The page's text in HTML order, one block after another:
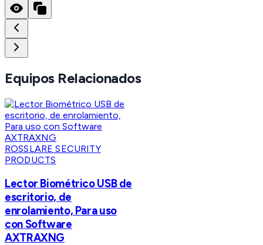
Equipos Relacionados
ROSSLARE SECURITY
PRODUCTS
Lector Biométrico USB de
escritorio, de
enrolamiento, Para uso
con Software
AXTRAXNG